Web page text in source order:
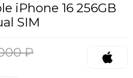
iPhone 16 256GB
SIM
₽